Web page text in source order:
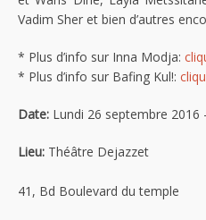
Vadim Sher et bien d’autres
* Plus d’info sur Inna Modja:
* Plus d’info sur Bafing Kul!:
Date: Lundi 26 septembre 2016
Lieu: Théâtre Dejazzet
41, Bd Boulevard du temple